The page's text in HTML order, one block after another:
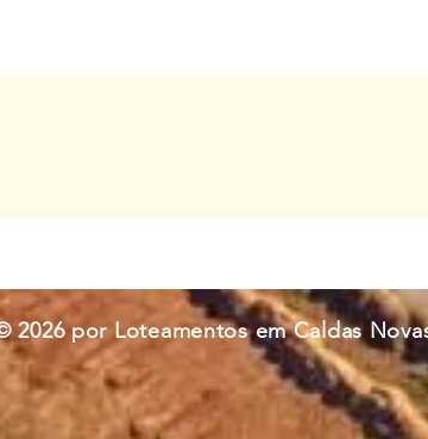
2026 por Loteamentos em Caldas